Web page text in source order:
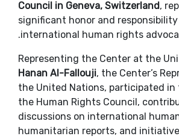
Council in Geneva, Switzerland,
significant honor and
international human rights
Representing the Center at the
Hanan Al-Fallouji, the Center’s
the United Nations, participated in
the Human Rights Council,
discussions on international
humanitarian reports, and